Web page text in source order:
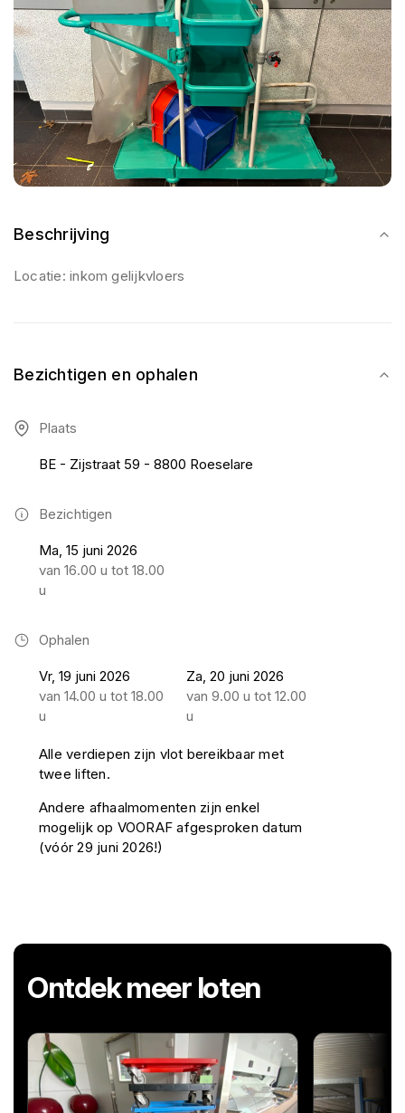
Beschrijving
Locatie: inkom gelijkvloers
Bezichtigen en ophalen
Plaats
BE - Zijstraat 59 - 8800 Roeselare
Bezichtigen
Ma, 15 juni 2026
van 16.00 u tot 18.00
u
Ophalen
Vr, 19 juni 2026
van 14.00 u tot 18.00
u
Za, 20 juni 2026
van 9.00 u tot 12.00
u
Alle verdiepen zijn vlot bereikbaar met
twee liften.
Andere afhaalmomenten zijn enkel
mogelijk op VOORAF afgesproken datum
(vóór 29 juni 2026!)
Ontdek meer loten